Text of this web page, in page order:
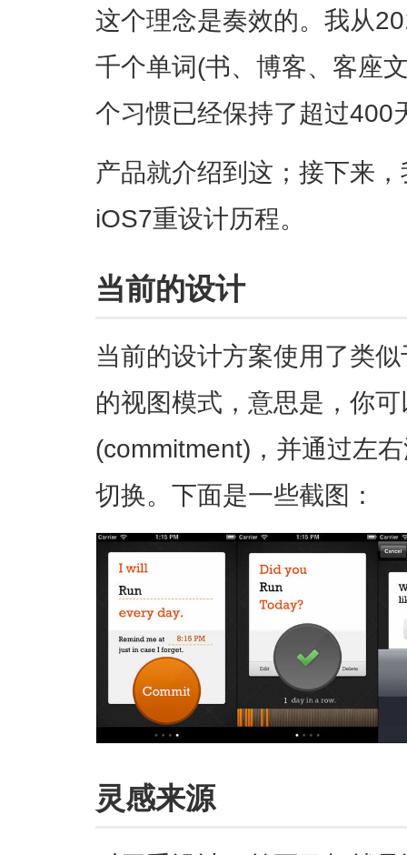
这个理念是奏效的。我从
千个单词(书、博客、客座
个习惯已经保持了超过400
产品就介绍到这；接下来
iOS7重设计历程。
当前的设计
当前的设计方案使用了类
的视图模式，意思是，你
(commitment)，并通过左
切换。下面是一些截图：
灵感来源